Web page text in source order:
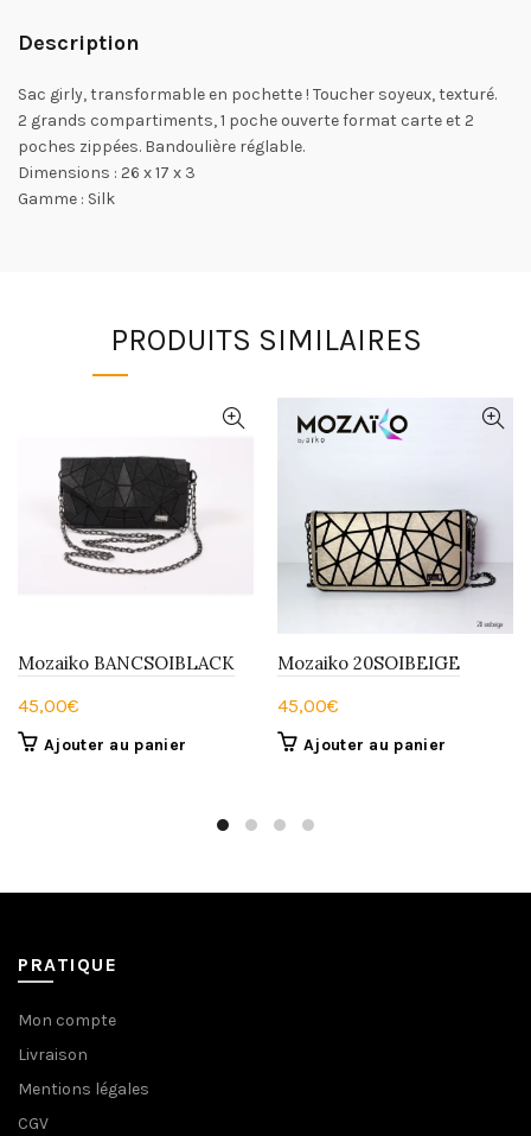
Description
Sac girly, transformable en pochette ! Toucher soyeux, texturé.
2 grands compartiments, 1 poche ouverte format carte et 2
poches zippées. Bandoulière réglable.
Dimensions : 26 x 17 x 3
Gamme : Silk
PRODUITS SIMILAIRES
Mozaiko BANCSOIBLACK
45,00€
Ajouter au panier
Mozaiko 20SOIBEIGE
45,00€
Ajouter au panier
PRATIQUE
Mon compte
Livraison
Mentions légales
CGV